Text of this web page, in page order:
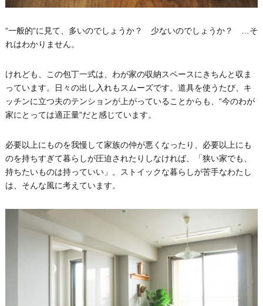
“一般的“に見て、多いのでしょうか？ 少ないのでしょうか？ …そ
れはわかりません。
けれども、この包丁一式は、わが家の収納スペースにきちんと収ま
っています。日々の出し入れもスムーズです。道具を使うたび、キ
ッチンに立つ夫のテンションが上がっていることからも、“今のわが
家にとっては適正量”だと感じています。
必要以上にものを我慢して家族の仲が悪くなったり、必要以上にも
のを持ちすぎて暮らしが圧迫されたりしなければ、「狭い家でも、
持ちたいものは持っていい」。ストイックな暮らしが苦手なわたし
は、そんな風に考えています。